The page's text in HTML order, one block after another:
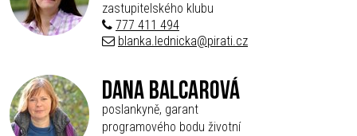
zastupitelského klubu
777 411 494
blanka.lednicka@pirati.cz
Dana Balcarová
poslankyně, garant
programového bodu životní